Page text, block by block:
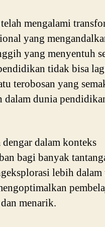
mengalami
yang
yang menyentuh
tidak bisa
terobosan yang
dunia
dalam konteks
bagi banyak
lebih dalam
menarik.